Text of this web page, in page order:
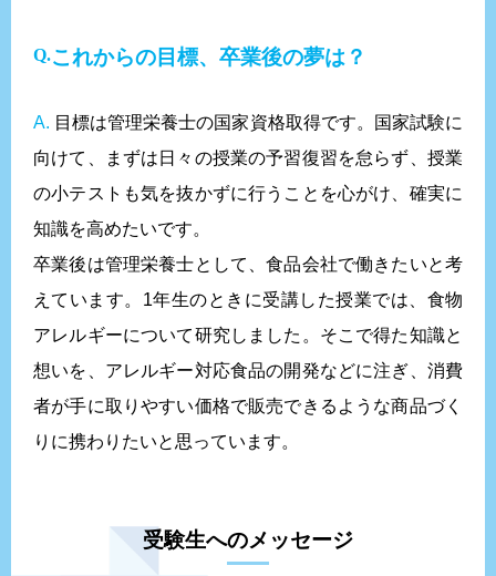
これからの目標、卒業後の夢は？
A.
向けて、まずは日々の授業の予習復習を怠らず、授業
の小テストも気を抜かずに行うことを心がけ、確実に
知識を高めたいです。
卒業後は管理栄養士として、食品会社で働きたいと考
えています。1年生のときに受講した授業では、食物
アレルギーについて研究しました。そこで得た知識と
想いを、アレルギー対応食品の開発などに注ぎ、消費
者が手に取りやすい価格で販売できるような商品づく
りに携わりたいと思っています。
受験生へのメッセージ